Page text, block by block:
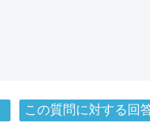
この質問に対する回